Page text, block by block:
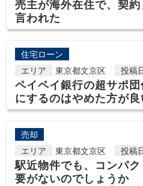
売主が海外在住で、契
言われた
住宅ローン
エリア
東京都文京区 投稿
ペイペイ銀行の超サポ
にするのはやめた方が良
売却
エリア
東京都文京区 投稿
駅近物件でも、コンパ
要がないのでしょうか